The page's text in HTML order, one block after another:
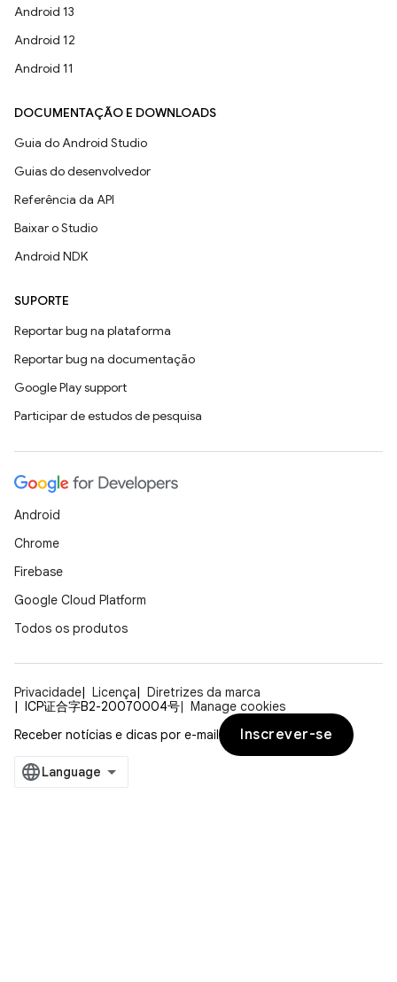
Android 13
Android 12
Android 11
DOCUMENTAÇÃO E DOWNLOADS
Guia do Android Studio
Guias do desenvolvedor
Referência da API
Baixar o Studio
Android NDK
SUPORTE
Reportar bug na plataforma
Reportar bug na documentação
Google Play support
Participar de estudos de pesquisa
Android
Chrome
Firebase
Google Cloud Platform
Todos os produtos
Privacidade Licença
Diretrizes da marca
ICP证合字B2-20070004号
Manage cookies
Receber notícias e dicas por e-mail
Inscrever-se